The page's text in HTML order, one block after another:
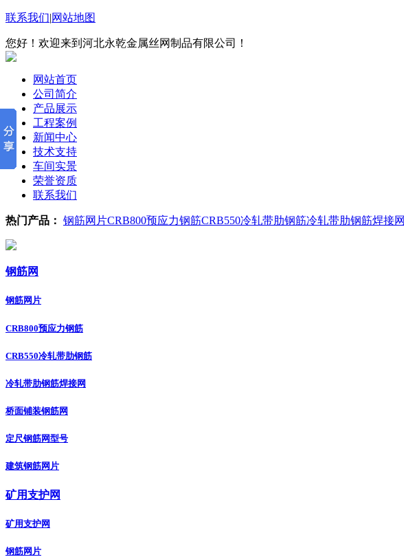
联系我们|网站地图
您好！欢迎来到河北永乾金属丝网制品有限公司！
网站首页
公司简介
产品展示
工程案例
新闻中心
技术支持
车间实景
荣誉资质
联系我们
热门产品： 钢筋网片CRB800预应力钢筋CRB550冷轧带肋钢筋冷轧带肋钢筋焊接网
钢筋网
钢筋网片
CRB800预应力钢筋
CRB550冷轧带肋钢筋
冷轧带肋钢筋焊接网
桥面铺装钢筋网
定尺钢筋网型号
建筑钢筋网片
矿用支护网
矿用支护网
钢筋网片